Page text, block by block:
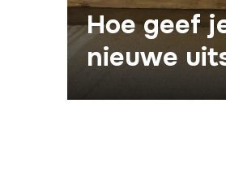
Hoe geef
nieuwe